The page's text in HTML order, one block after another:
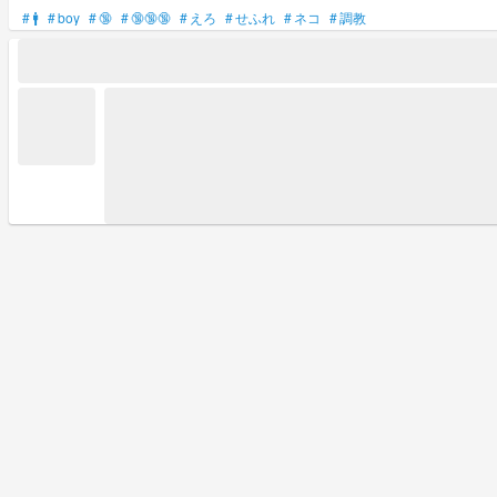
#🚹 #boy #🔞 #🔞🔞🔞 # えろ #せふれ #ネコ #調教